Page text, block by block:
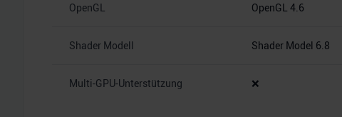
OpenGL OpenGL 4.6
Shader Modell Shader Model 6.8
Multi-GPU-Unterstützung ❌